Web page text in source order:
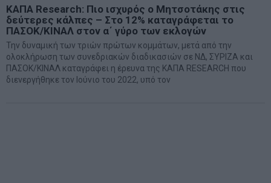
ΚΑΠΑ Research: Πιο ισχυρός ο Μητσοτάκης στις
δεύτερες κάλπες – Στο 12% καταγράφεται το
ΠΑΣΟΚ/ΚΙΝΑΛ στον α΄ γύρο των εκλογών
Την δυναμική των τριών πρώτων κομμάτων, μετά από την
ολοκλήρωση των συνεδριακών διαδικασιών σε ΝΔ, ΣΥΡΙΖΑ και
ΠΑΣΟΚ/ΚΙΝΑΛ καταγράφει η έρευνα της ΚΑΠΑ RESEARCH που
διενεργήθηκε τον Ιούνιο του 2022, υπό τον